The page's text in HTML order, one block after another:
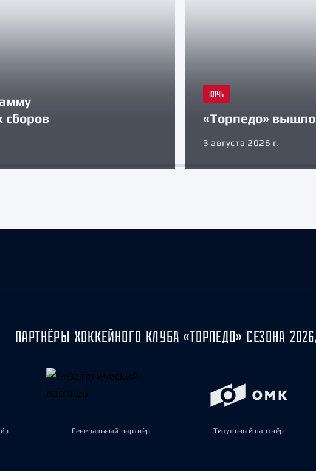
сборов
КЛУБ
«Торпедо» вышло
3 августа 2026 г.
ПАРТНЁРЫ ХОККЕЙНОГО КЛУБА «ТОРПЕДО» СЕЗОНА
Генеральный партнёр Титульный партнёр